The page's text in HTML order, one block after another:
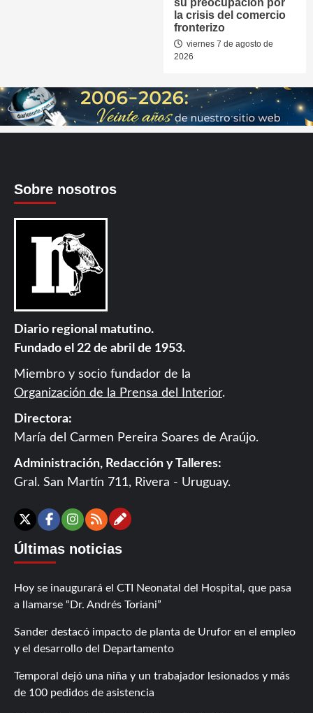
la crisis del comercio
fronterizo
viernes 7 de agosto de
2026
Sobre nosotros
Diario regional matutino.
Fundado el 22 de abril de 1953.
Miembro y socio fundador de la
Organización de la Prensa del Interior.
Directora:
María del Carmen Pereira Soares de Araújo.
Administración, Redacción y Talleres:
Gral. San Martín 711, Rivera - Uruguay.
X Facebook
Instagram
RSSContáctanos
Últimas noticias
Hoy se inaugurará el CTI Neonatal del Hospital, que pasa
a llamarse “Dr. Andrés Toriani”
Sander destacó impacto de planta de Urufor en el empleo
y el desarrollo del Departamento
Temporal dejó una niña y un trabajador lesionados y más
de 100 pedidos de asistencia